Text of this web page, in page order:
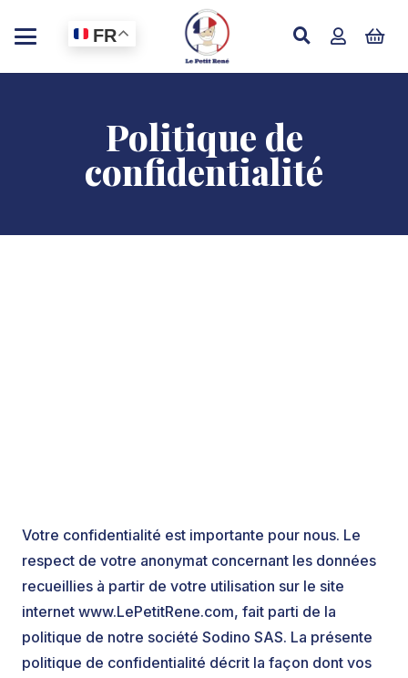
FR
Politique de
confidentialité
Votre confidentialité est importante pour nous. Le
respect de votre anonymat concernant les données
recueillies à partir de votre utilisation sur le site
internet www.LePetitRene.com, fait parti de la
politique de notre société Sodino SAS. La présente
politique de confidentialité décrit la façon dont vos